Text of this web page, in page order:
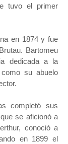
tuvo el primer
en 1874 y fue
Bartomeu
dedicada a la
su abuelo
completó sus
se aficionó a
conoció a
en 1899 el